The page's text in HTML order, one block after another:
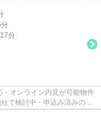
分
分
オンライン内見が可能物件
で検討中・申込み済みのお